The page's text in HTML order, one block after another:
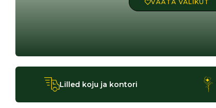
VAATA VALIKUT
Lilled koju ja kontori